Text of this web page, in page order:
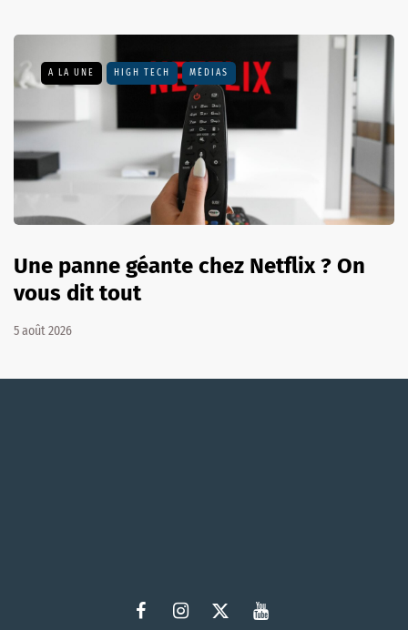
A LA UNE HIGH TECH MÉDIAS
Une panne géante chez Netflix ? On
vous dit tout
5 août 2026